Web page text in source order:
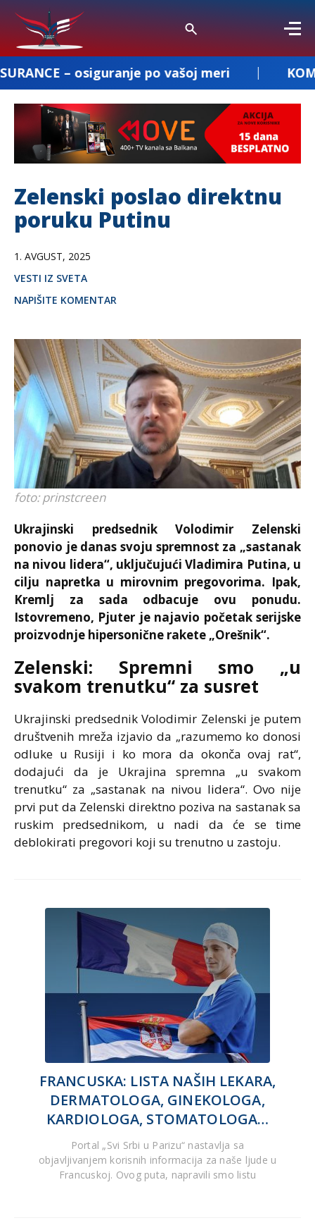
po vašoj meri KOMBI PREVOZ
Zelenski poslao direktnu
poruku Putinu
1. AVGUST, 2025
VESTI IZ SVETA
NAPIŠITE KOMENTAR
foto: prinstcreen
Ukrajinski predsednik Volodimir Zelenski
ponovio je danas svoju spremnost za „sastanak
na nivou lidera“, uključujući Vladimira Putina, u
cilju napretka u mirovnim pregovorima. Ipak,
Kremlj za sada odbacuje ovu ponudu.
Istovremeno, Pjuter je najavio početak serijske
proizvodnje hipersonične rakete „Orešnik“.
Zelenski: Spremni smo „u
svakom trenutku“ za susret
Ukrajinski predsednik Volodimir Zelenski je putem
društvenih mreža izjavio da „razumemo ko donosi
odluke u Rusiji i ko mora da okonča ovaj rat“,
dodajući da je Ukrajina spremna „u svakom
trenutku“ za „sastanak na nivou lidera“. Ovo nije
prvi put da Zelenski direktno poziva na sastanak sa
ruskim predsednikom, u nadi da će se time
deblokirati pregovori koji su trenutno u zastoju.
FRANCUSKA: LISTA NAŠIH LEKARA,
DERMATOLOGA, GINEKOLOGA,
KARDIOLOGA, STOMATOLOGA…
Portal „Svi Srbi u Parizu“ nastavlja sa
objavljivanjem korisnih informacija za naše ljude u
Francuskoj. Ovog puta, napravili smo listu